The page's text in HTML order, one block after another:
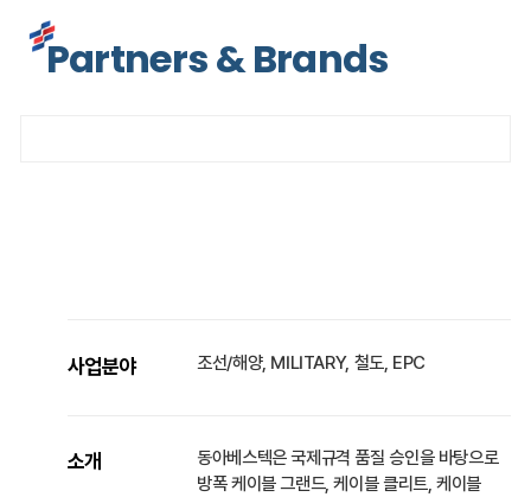
Partners & Brands
사업분야 조선/해양, MILITARY, 철도, EPC
소개
동아베스텍은 국제규격 품질 승인을 바탕으로
방폭 케이블 그랜드, 케이블 클리트, 케이블